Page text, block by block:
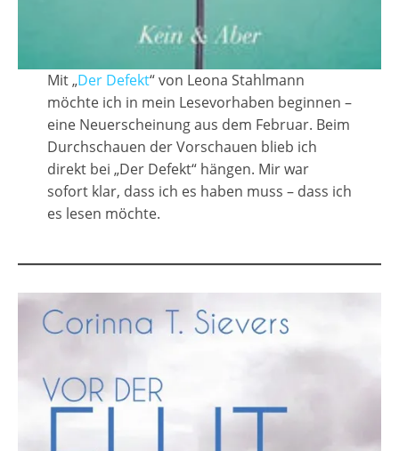
Mit „Der Defekt“ von Leona Stahlmann
möchte ich in mein Lesevorhaben beginnen –
eine Neuerscheinung aus dem Februar. Beim
Durchschauen der Vorschauen blieb ich
direkt bei „Der Defekt“ hängen. Mir war
sofort klar, dass ich es haben muss – dass ich
es lesen möchte.